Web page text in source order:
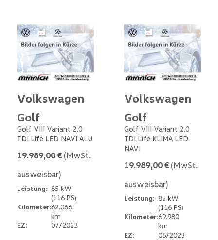
Volkswagen
Golf
Golf VIII Variant 2.0
TDI Life LED NAVI ALU
19.989,00 € (MwSt.
ausweisbar)
Leistung: 85 kW
(116 PS)
Kilometer:62.066
km
EZ:
07/2023
Volkswagen
Golf
Golf VIII Variant 2.0
TDI Life KLIMA LED
NAVI
19.989,00 € (MwSt.
ausweisbar)
Leistung: 85 kW
(116 PS)
Kilometer:69.980
km
EZ:
06/2023